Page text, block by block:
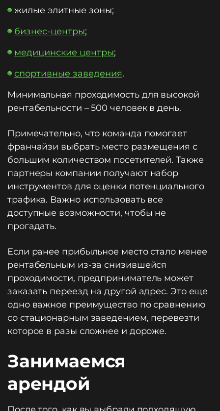
жилые элитные зоны;
бизнес-центры;
медицинские центры;
спортивные заведения.
Минимальная проходимость для высокой
рентабельности – 500 человек в день.
Примечательно, что команда помогает
франчайзи выбрать место размещения с
большим количеством посетителей. Также
партнеры компании получают набор
инструментов для оценки потенциального
трафика. Важно использовать все
доступные возможности, чтобы не
прогадать.
Если ранее прибыльное место стало менее
рентабельным из-за снизившейся
проходимости, предприниматель может
заказать переезд на другой адрес. Это еще
одно важное преимущество по сравнению
со стационарным заведением, перевезти
которое в разы сложнее и дороже.
Занимаемся
арендой